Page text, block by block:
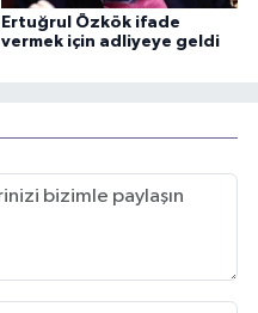
Ertuğrul Özkök ifade
vermek için adliyeye geldi